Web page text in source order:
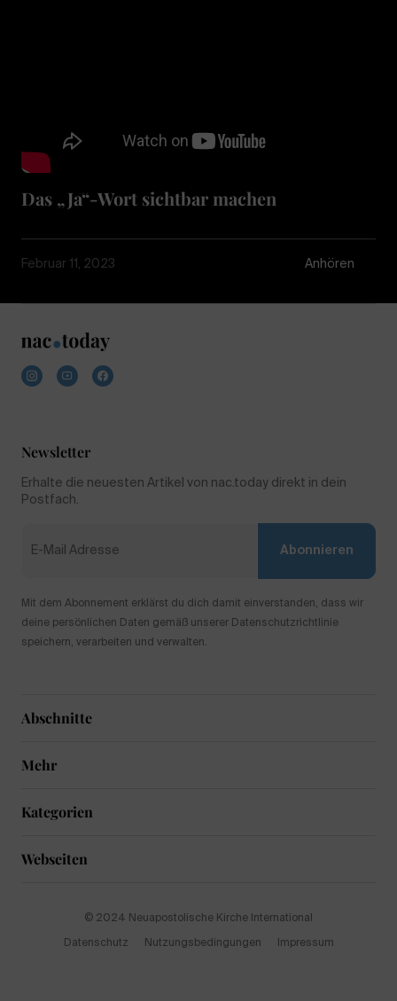
Das „Ja“-Wort sichtbar machen
Februar 11, 2023 Anhören
Abschnitte
Mehr
Newsletter
Erhalte die neuesten Artikel von nac.today direkt in dein
Postfach.
Abonnieren
Mit dem Abonnement erklärst du dich damit einverstanden, dass wir
deine persönlichen Daten gemäß unserer Datenschutzrichtlinie
speichern, verarbeiten und verwalten.
Kategorien
Webseiten
© 2024 Neuapostolische Kirche International
Datenschutz Nutzungsbedingungen Impressum